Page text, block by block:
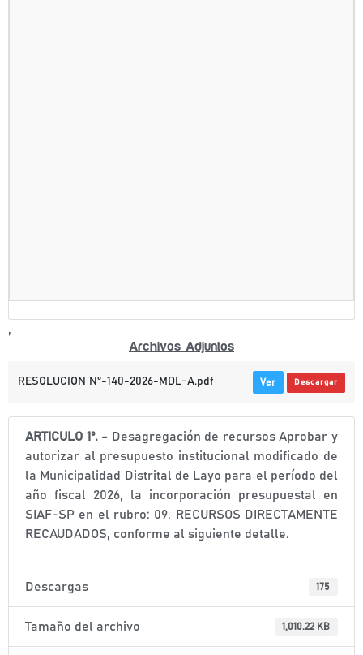
,
Archivos Adjuntos
RESOLUCION N°-140-2026-MDL-A.pdf Ver Descargar
ARTICULO 1º. - Desagregación de recursos Aprobar y
autorizar al presupuesto institucional modificado de
la Municipalidad Distrital de Layo para el período del
año fiscal 2026, la incorporación presupuestal en
SIAF-SP en el rubro: 09. RECURSOS DIRECTAMENTE
RECAUDADOS, conforme al siguiente detalle.
Descargas 175
Tamaño del archivo 1,010.22 KB